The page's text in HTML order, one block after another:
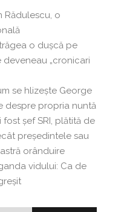
Rădulescu, o
o dușcă pe
„cronicari
se hlizeşte George
despre propria nuntă
şef SRI, plătită de
preşedintele sau
orânduire
vidului: Ca de